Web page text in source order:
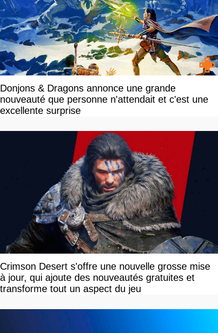
Donjons & Dragons annonce une grande
nouveauté que personne n'attendait et c'est une
excellente surprise
Crimson Desert s'offre une nouvelle grosse mise
à jour, qui ajoute des nouveautés gratuites et
transforme tout un aspect du jeu